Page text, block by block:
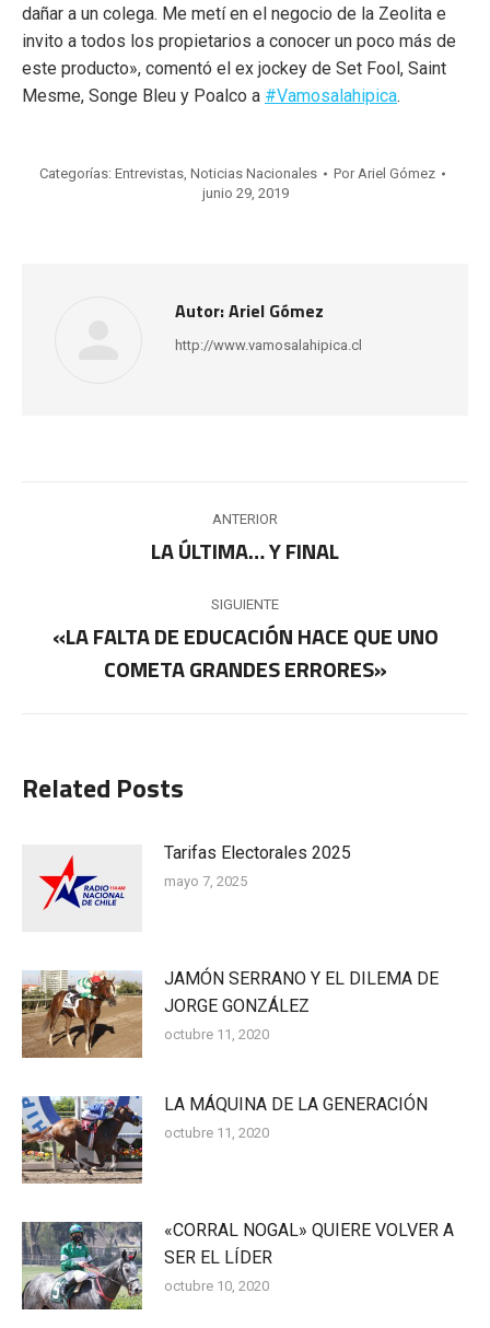
dañar a un colega. Me metí en el negocio de la Zeolita e
invito a todos los propietarios a conocer un poco más de
este producto», comentó el ex jockey de Set Fool, Saint
Mesme, Songe Bleu y Poalco a #Vamosalahipica.
Categorías: Entrevistas, Noticias Nacionales PorAriel Gómez
junio 29, 2019
Autor:Ariel Gómez
http://www.vamosalahipica.cl
publicaciones
ANTERIOR
Publicación
LA ÚLTIMA… Y FINAL
SIGUIENTE
siguiente:
«LA FALTA DE EDUCACIÓN HACE QUE UNO
COMETA GRANDES ERRORES»
Related Posts
Tarifas Electorales 2025
mayo 7, 2025
JAMÓN SERRANO Y EL DILEMA DE
JORGE GONZÁLEZ
octubre 11, 2020
LA MÁQUINA DE LA GENERACIÓN
octubre 11, 2020
«CORRAL NOGAL» QUIERE VOLVER A
SER EL LÍDER
octubre 10, 2020